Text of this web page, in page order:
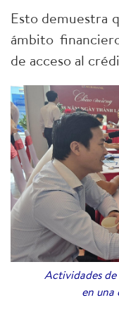
Esto demuestra
ámbito
de acceso al
Actividades de
en